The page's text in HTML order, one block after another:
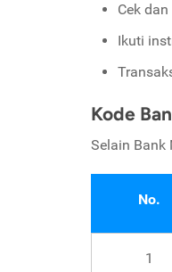
Cek
Ikuti
Kode
Selain Bank
No.
1